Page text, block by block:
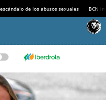
de los abusos sexuales BCN